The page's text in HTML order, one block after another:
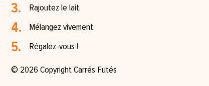
Rajoutez le lait.
Mélangez vivement.
Régalez-vous !
© 2026 Copyright Carrés Futés